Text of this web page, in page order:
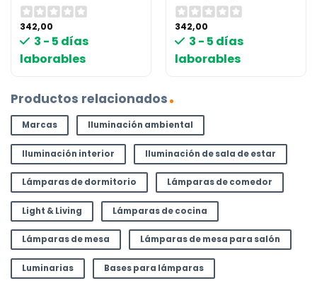
342,00
3 - 5 días
laborables
342,00
3 - 5 días
laborables
Productos relacionados
Marcas Iluminación ambiental
Iluminación interior Iluminación de sala de estar
Lámparas de dormitorio Lámparas de comedor
Light & Living Lámparas de cocina
Lámparas de mesa Lámparas de mesa para salón
Luminarias Bases para lámparas